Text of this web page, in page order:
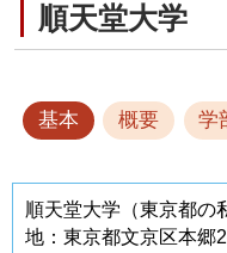
順天堂大学
基本 概要 学
順天堂大学（東京都の
地：東京都文京区本郷